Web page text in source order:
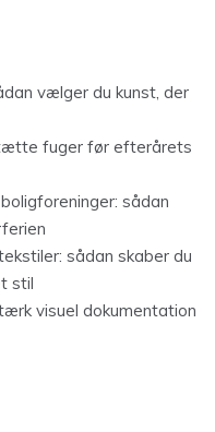
vælger du kunst, der
fuger før efterårets
sådan
sådan skaber du
stil
visuel dokumentation